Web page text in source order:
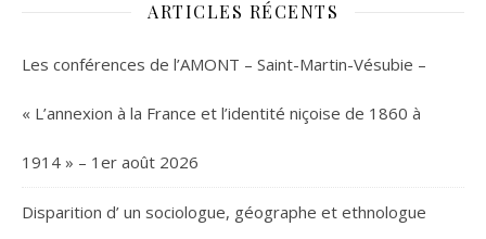
ARTICLES RÉCENTS
Les conférences de l’AMONT – Saint-Martin-Vésubie –
« L’annexion à la France et l’identité niçoise de 1860 à
1914 » – 1er août 2026
Disparition d’ un sociologue, géographe et ethnologue